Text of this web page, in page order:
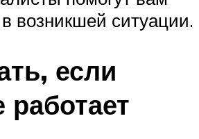
возникшей ситуации.
если
работает